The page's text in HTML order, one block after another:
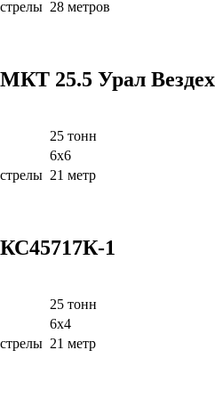
28 метров
25.5 Урал
25 тонн
6х6
21 метр
1
25 тонн
6х4
21 метр